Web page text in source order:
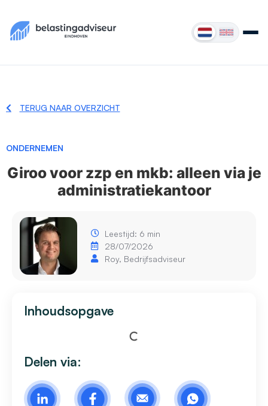
TERUG NAAR OVERZICHT
ONDERNEMEN
Giroo voor zzp en mkb: alleen via je
administratiekantoor
Leestijd: 6 min
28/07/2026
Roy, Bedrijfsadviseur
Inhoudsopgave
Delen via: